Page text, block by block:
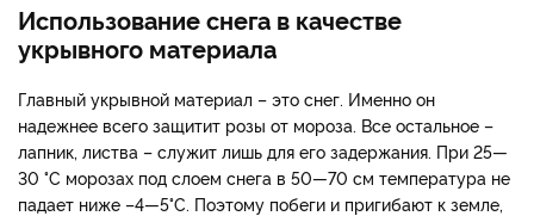
Использование снега в качестве
укрывного материала
Главный укрывной материал – это снег. Именно он
надежнее всего защитит розы от мороза. Все остальное –
лапник, листва – служит лишь для его задержания. При 25—
30 °C морозах под слоем снега в 50—70 см температура не
падает ниже –4—5°С. Поэтому побеги и пригибают к земле,